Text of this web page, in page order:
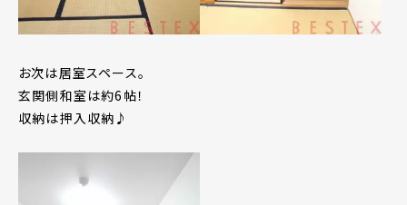
お次は居室スペース。
玄関側和室は約6帖！
収納は押入収納♪